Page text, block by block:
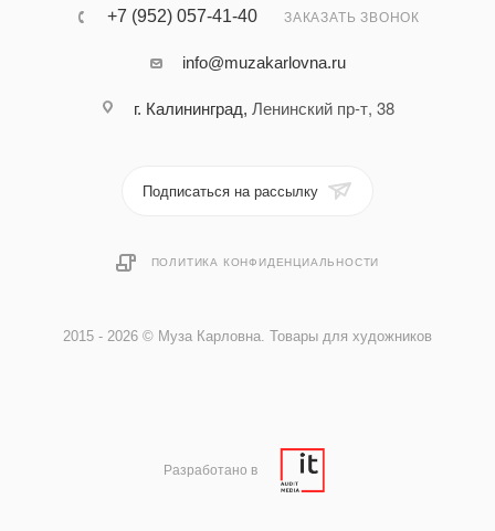
+7 (952) 057-41-40 ЗАКАЗАТЬ ЗВОНОК
info@muzakarlovna.ru
г. Калининград, Ленинский пр-т, 38
Подписаться на рассылку
ПОЛИТИКА КОНФИДЕНЦИАЛЬНОСТИ
2015 - 2026 © Муза Карловна. Товары для художников
Разработано в